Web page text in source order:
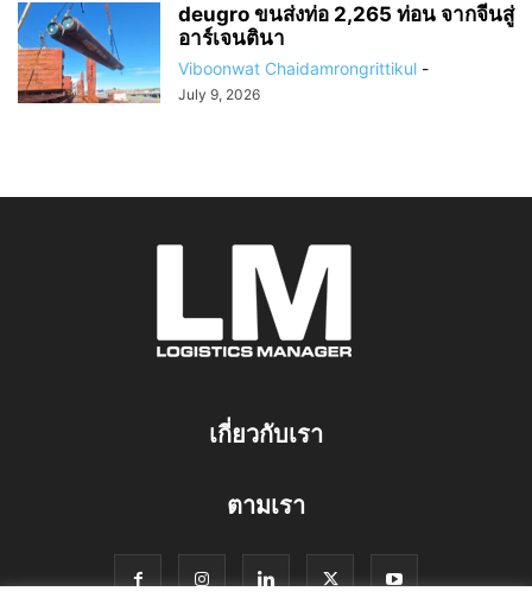
deugro ขนส่งท่อ 2,265 ท่อน จากจีนสู่
อาร์เจนตินา
Viboonwat Chaidamrongrittikul -
July 9, 2026
เกี่ยวกับเรา
ตามเรา